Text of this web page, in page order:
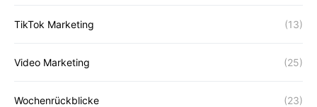
TikTok Marketing (13)
Video Marketing (25)
Wochenrückblicke (23)